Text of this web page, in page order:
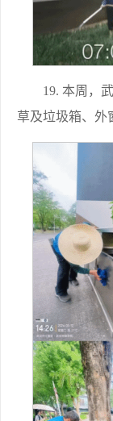
19. 本周，
草及垃圾箱、外